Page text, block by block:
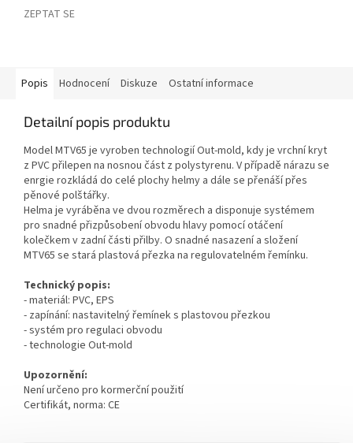
ZEPTAT SE
Popis Hodnocení Diskuze Ostatní informace
Detailní popis produktu
Model MTV65 je vyroben technologií Out-mold, kdy je vrchní kryt
z PVC přilepen na nosnou část z polystyrenu. V případě nárazu se
enrgie rozkládá do celé plochy helmy a dále se přenáší přes
pěnové polštářky.
Helma je vyráběna ve dvou rozměrech a disponuje systémem
pro snadné přizpůsobení obvodu hlavy pomocí otáčení
kolečkem v zadní části přilby. O snadné nasazení a složení
MTV65 se stará plastová přezka na regulovatelném řemínku.
Technický popis:
- materiál: PVC, EPS
- zapínání: nastavitelný řemínek s plastovou přezkou
- systém pro regulaci obvodu
- technologie Out-mold
Upozornění:
Není určeno pro kormerční použití
Certifikát, norma: CE